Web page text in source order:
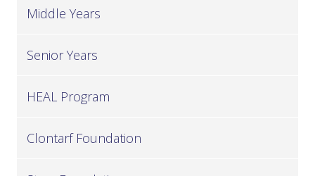
Middle Years
Senior Years
HEAL Program
Clontarf Foundation